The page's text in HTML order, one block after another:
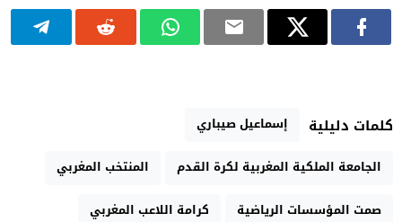
كلمات دليلية
إسماعيل صيباري
الجامعة الملكية المغربية لكرة القدم
المنتخب المغربي
صمت المؤسسات الرياضية
كرامة اللاعب المغربي